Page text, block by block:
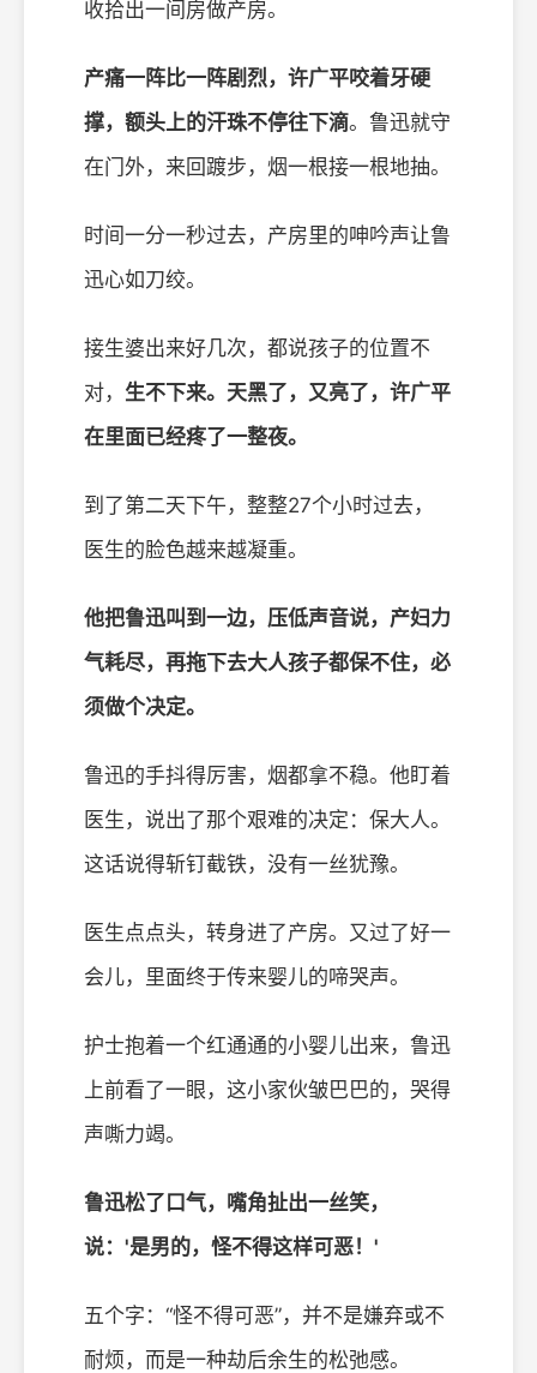
收拾出一间房做产房。
产痛一阵比一阵剧烈，许广平咬着牙硬
撑，额头上的汗珠不停往下滴。鲁迅就守
在门外，来回踱步，烟一根接一根地抽。
时间一分一秒过去，产房里的呻吟声让鲁
迅心如刀绞。
接生婆出来好几次，都说孩子的位置不
对， 生不下来。天黑了，又亮了，许广平
在里面已经疼了一整夜。
到了第二天下午，整整27个小时过去，
医生的脸色越来越凝重。
他把鲁迅叫到一边，压低声音说，产妇力
气耗尽，再拖下去大人孩子都保不住，必
须做个决定。
鲁迅的手抖得厉害，烟都拿不稳。他盯着
医生，说出了那个艰难的决定：保大人。
这话说得斩钉截铁，没有一丝犹豫。
医生点点头，转身进了产房。又过了好一
会儿，里面终于传来婴儿的啼哭声。
护士抱着一个红通通的小婴儿出来，鲁迅
上前看了一眼，这小家伙皱巴巴的，哭得
声嘶力竭。
鲁迅松了口气，嘴角扯出一丝笑，
说：'是男的，怪不得这样可恶！'
五个字：“怪不得可恶”，并不是嫌弃或不
耐烦，而是一种劫后余生的松弛感。